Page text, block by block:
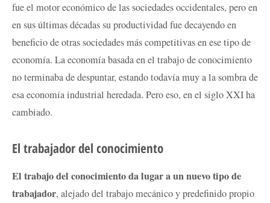
fue el motor económico de las sociedades occidentales, pero en
en sus últimas décadas su productividad fue decayendo en
beneficio de otras sociedades más competitivas en ese tipo de
economía. La economía basada en el trabajo de conocimiento
no terminaba de despuntar, estando todavía muy a la sombra de
esa economía industrial heredada. Pero eso, en el siglo XXI ha
cambiado.
El trabajador del conocimiento
El trabajo del conocimiento da lugar a un nuevo tipo de
trabajador, alejado del trabajo mecánico y predefinido propio